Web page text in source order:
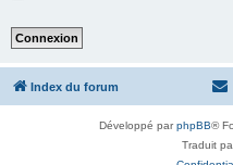
Index du forum
Développé parphpBB®
Traduit